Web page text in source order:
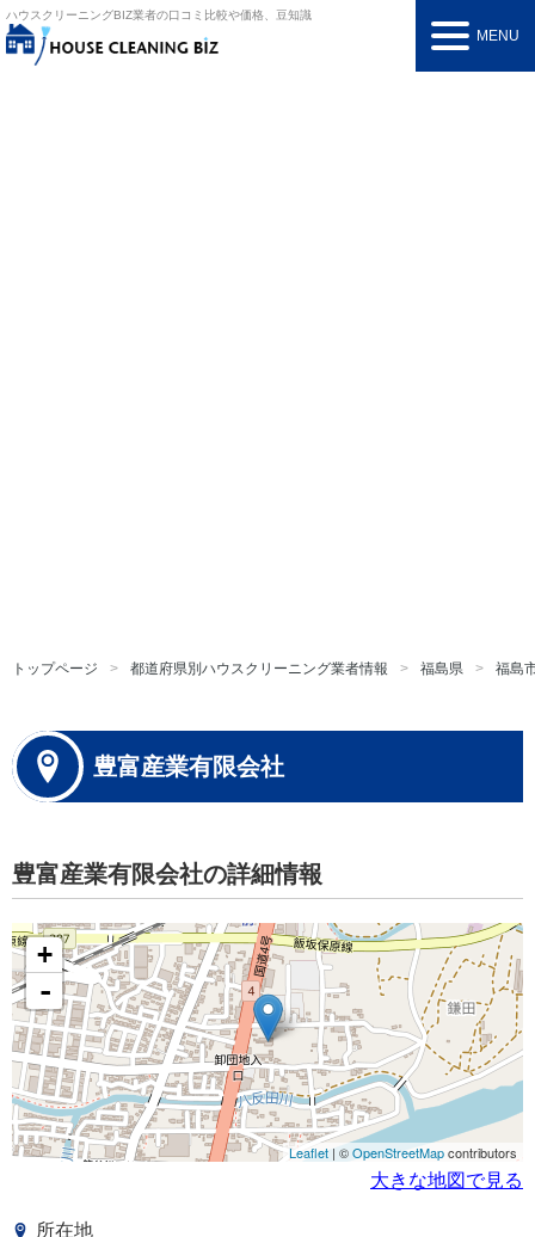
ハウスクリーニングBIZ業者の口コミ比較や価格、豆知識
MENU
トップページ 都道府県別ハウスクリーニング業者情報 福島県 福島
豊富産業有限会社
豊富産業有限会社の詳細情報
+
-
Leaflet | ©OpenStreetMapcontributors
大きな地図で見る
所在地